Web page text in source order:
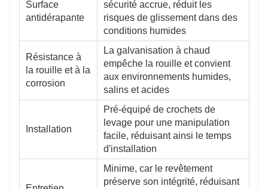
Surface
antidérapante
sécurité accrue, réduit les
risques de glissement dans des
conditions humides
Résistance à
la rouille et à la
corrosion
La galvanisation à chaud
empêche la rouille et convient
aux environnements humides,
salins et acides
Installation
Pré-équipé de crochets de
levage pour une manipulation
facile, réduisant ainsi le temps
d'installation
Minime, car le revêtement
préserve son intégrité, réduisant